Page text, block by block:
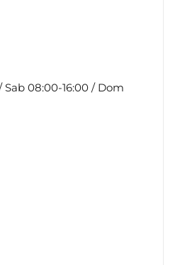
08:00-16:00 / Dom